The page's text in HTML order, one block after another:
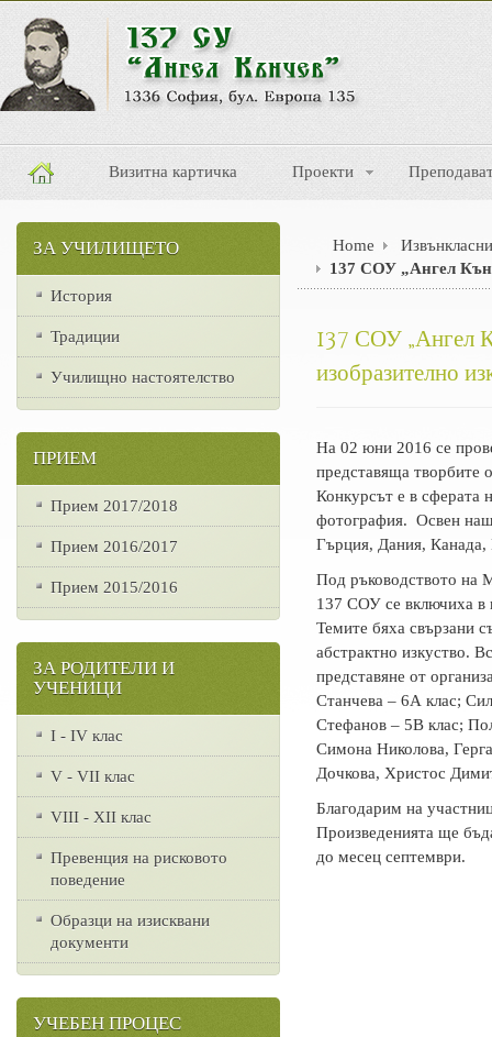
Визитна картичка Проекти
Home
137 СОУ „Ангел
137 СОУ „Ангел
изобразително
На 02 юни 2016 се
представяща творбите
Конкурсът е в сферата
фотография. Освен
Гърция, Дания,
Под ръководството на
137 СОУ се включиха в
Темите бяха свързани
абстрактно изкуство.
представяне от
Станчева – 6А клас;
Стефанов – 5В клас;
Симона Николова,
Дочкова, Христос
Благодарим на
Произведенията ще
до месец септември.
ЗА УЧИЛИЩЕТО
История
Традиции
Училищно настоятелство
ПРИЕМ
Прием 2017/2018
Прием 2016/2017
Прием 2015/2016
ЗА РОДИТЕЛИ И
УЧЕНИЦИ
I - IV клас
V - VII клас
VІІІ - ХІІ клас
Превенция на рисковото
поведение
Образци на изисквани
документи
УЧЕБЕН ПРОЦЕС